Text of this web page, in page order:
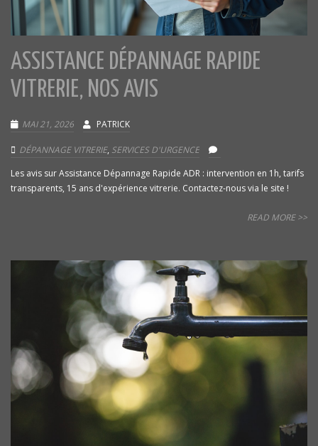
ASSISTANCE DÉPANNAGE RAPIDE
VITRERIE, NOS AVIS
MAI 21, 2026 PATRICK
DÉPANNAGE VITRERIE, SERVICES D'URGENCE
Les avis sur Assistance Dépannage Rapide ADR : intervention en 1h, tarifs
transparents, 15 ans d'expérience vitrerie. Contactez-nous via le site !
READ MORE >>